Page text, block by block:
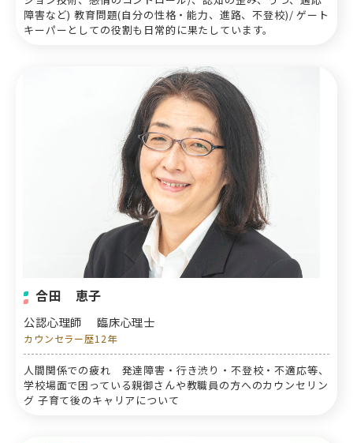
障害など) 教育問題(自分の性格・能力、進路、不登校)/ ゲート
キーパーとしての役割も日常的に果たしています。
合田 恵子
公認心理師 臨床心理士
カウンセラー歴12年
人間関係での疲れ 発達障害・行き渋り・不登校・不適応等、
学校場面で困っている親御さんや教職員の方へのカウンセリン
グ 子育て後のキャリアについて